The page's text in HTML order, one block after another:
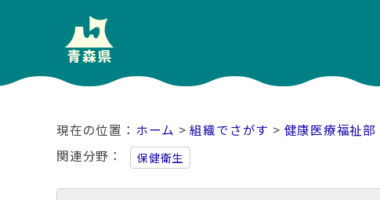
ホーム >組織でさがす > 健康医療福祉部
関連分野
保健衛生